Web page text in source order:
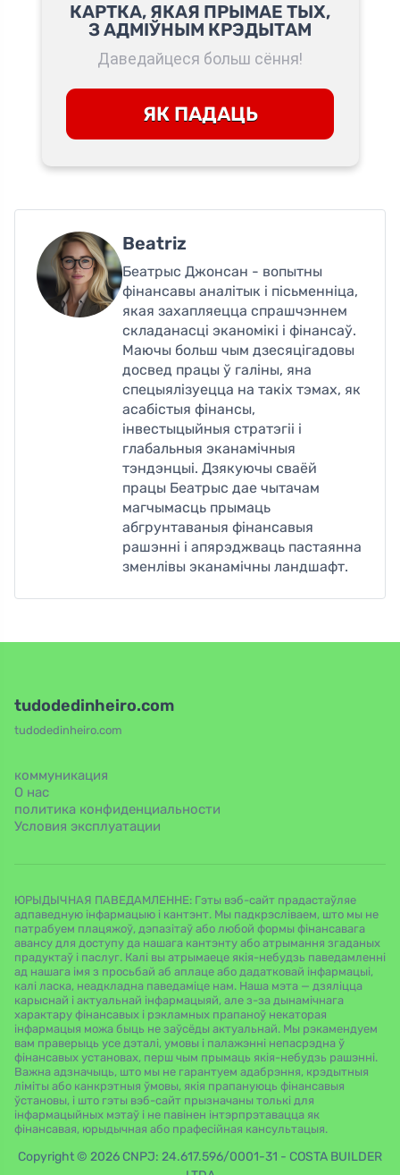
КАРТКА, ЯКАЯ ПРЫМАЕ ТЫХ,
З АДМІЎНЫМ КРЭДЫТАМ
Даведайцеся больш сёння!
ЯК ПАДАЦЬ
Beatriz
Беатрыс Джонсан - вопытны
фінансавы аналітык і пісьменніца,
якая захапляецца спрашчэннем
складанасці эканомікі і фінансаў.
Маючы больш чым дзесяцігадовы
досвед працы ў галіны, яна
спецыялізуецца на такіх тэмах, як
асабістыя фінансы,
інвестыцыйныя стратэгіі і
глабальныя эканамічныя
тэндэнцыі. Дзякуючы сваёй
працы Беатрыс дае чытачам
магчымасць прымаць
абгрунтаваныя фінансавыя
рашэнні і апярэджваць пастаянна
зменлівы эканамічны ландшафт.
tudodedinheiro.com
tudodedinheiro.com
коммуникация
О нас
политика конфиденциальности
Условия эксплуатации
ЮРЫДЫЧНАЯ ПАВЕДАМЛЕННЕ: Гэты вэб-сайт прадастаўляе
адпаведную інфармацыю і кантэнт. Мы падкрэсліваем, што мы не
патрабуем плацяжоў, дэпазітаў або любой формы фінансавага
авансу для доступу да нашага кантэнту або атрымання згаданых
прадуктаў і паслуг. Калі вы атрымаеце якія-небудзь паведамленні
ад нашага імя з просьбай аб аплаце або дадатковай інфармацыі,
калі ласка, неадкладна паведаміце нам. Наша мэта — дзяліцца
карыснай і актуальнай інфармацыяй, але з-за дынамічнага
характару фінансавых і рэкламных прапаноў некаторая
інфармацыя можа быць не заўсёды актуальнай. Мы рэкамендуем
вам праверыць усе дэталі, умовы і палажэнні непасрэдна ў
фінансавых установах, перш чым прымаць якія-небудзь рашэнні.
Важна адзначыць, што мы не гарантуем адабрэння, крэдытныя
ліміты або канкрэтныя ўмовы, якія прапануюць фінансавыя
ўстановы, і што гэты вэб-сайт прызначаны толькі для
інфармацыйных мэтаў і не павінен інтэрпрэтавацца як
фінансавая, юрыдычная або прафесійная кансультацыя.
Copyright © 2026 CNPJ: 24.617.596/0001-31 - COSTA BUILDER